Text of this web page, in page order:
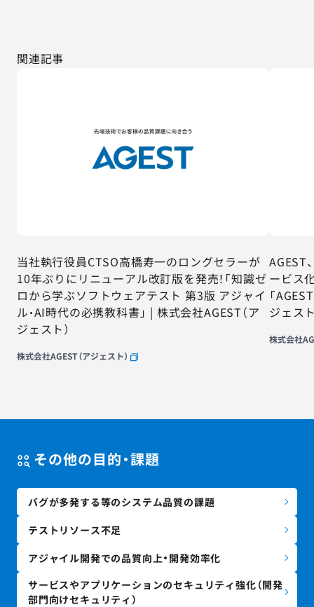
関連記事
当社執行役員CTSO高橋寿一のロングセラーが
10年ぶりにリニューアル改訂版を発売！「知識ゼ
ロから学ぶソフトウェアテスト 第3版 アジャイ
ル・AI時代の必携教科書」 | 株式会社AGEST（ア
ジェスト）
株式会社AGEST（アジェスト）
AGEST
ービス
「
ジェス
株式会社
その他の目的・課題
バグが多発する等のシステム品質の課題
テストリソース不足
アジャイル開発での品質向上・開発効率化
サービスやアプリケーションのセキュリティ強化（開発
部門向けセキュリティ）